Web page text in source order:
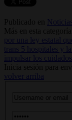
Publicado en
Noticias
Más en esta categoría:
por una ley estatal
trans 5 hospitales y
impulsar los
Inicia sesión para
volver arriba